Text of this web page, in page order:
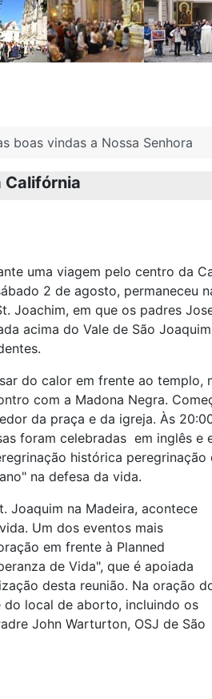
boas vindas a Nossa Senhora
Califórnia
uma viagem pelo centro da
2 de agosto, permaneceu
Joachim, em que os padres
acima do Vale de São
do calor em frente ao templo,
com a Madona Negra.
da praça e da igreja. Às
foram celebradas em inglês e
histórica
na defesa da vida.
Joaquim na Madeira, acontece
Um dos eventos mais
em frente à Planned
de Vida", que é apoiada
desta reunião. Na oração
do local de aborto, incluindo os
John Warturton, OSJ de São